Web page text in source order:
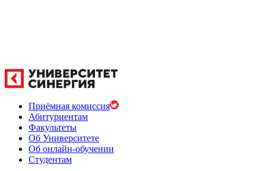
Приёмная комиссия
Абитуриентам
Факультеты
Об Университете
Об онлайн-обучении
Студентам